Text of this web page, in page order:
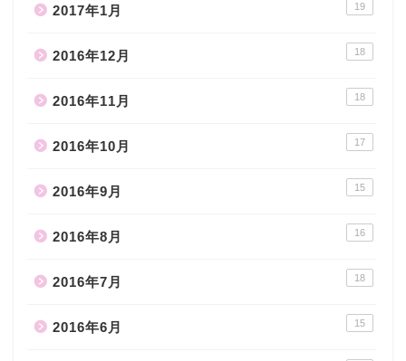
2017年1月 19
2016年12月 18
2016年11月 18
2016年10月 17
2016年9月 15
2016年8月 16
2016年7月 18
2016年6月 15